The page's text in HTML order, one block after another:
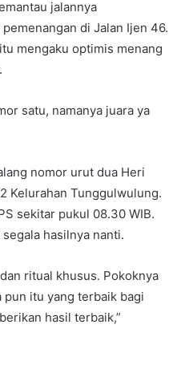
jalannya
di Jalan Ijen 46.
mengaku optimis menang
satu, namanya juara ya
nomor urut dua Heri
Kelurahan Tunggulwulung.
sekitar pukul 08.30 WIB.
hasilnya nanti.
ritual khusus. Pokoknya
pun itu yang terbaik bagi
hasil terbaik,”